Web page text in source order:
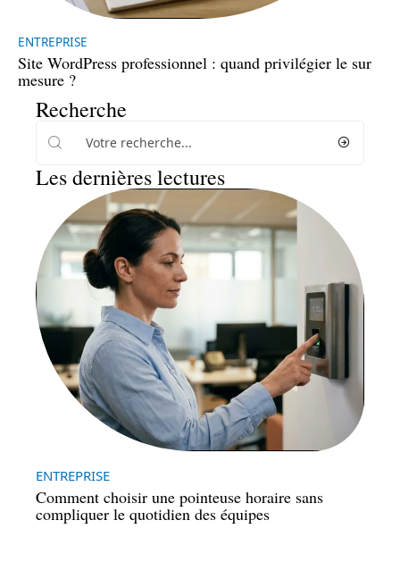
ENTREPRISE
Site WordPress professionnel : quand privilégier le sur
mesure ?
Recherche
Les dernières lectures
ENTREPRISE
Comment choisir une pointeuse horaire sans
compliquer le quotidien des équipes